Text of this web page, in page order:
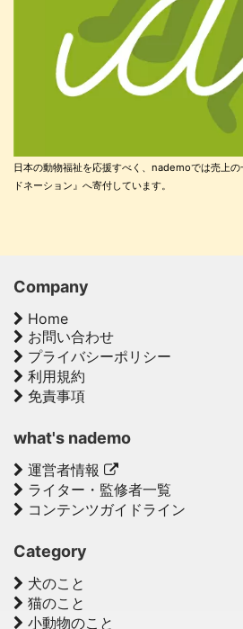
日本の動物福祉を応援すべく、nademoでは売上の
ドネーション』へ寄付しています。
Company
Home
お問い合わせ
プライバシーポリシー
利用規約
免責事項
what's nademo
運営者情報
ライター・監修者一覧
コンテンツガイドライン
Category
犬のこと
猫のこと
小動物のこと